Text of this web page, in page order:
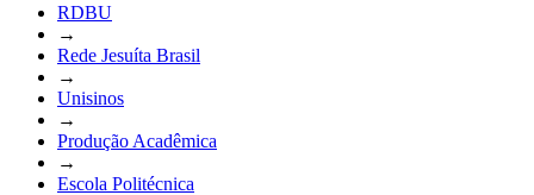
RDBU
→
Rede Jesuíta Brasil
→
Unisinos
→
Produção Acadêmica
→
Escola Politécnica